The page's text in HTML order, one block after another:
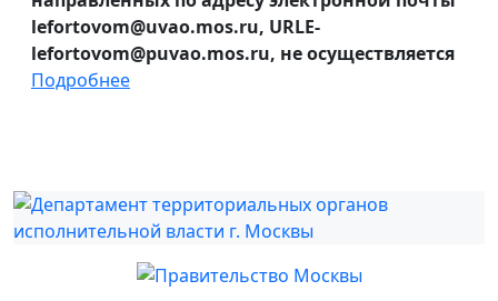
lefortovom@uvao.mos.ru, URLE-
lefortovom@puvao.mos.ru, не осуществляется
Подробнее